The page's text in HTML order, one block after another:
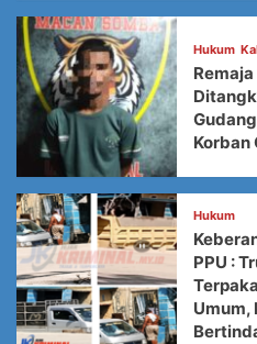
Hukum
Korban
Hukum
PPU :
Umum,